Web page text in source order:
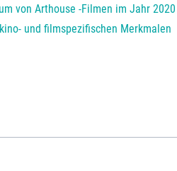
von Arthouse -Filmen im Jahr
und filmspezifischen Merkmalen